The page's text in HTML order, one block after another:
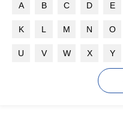
A B C D E
K L M N O
U V W X Y